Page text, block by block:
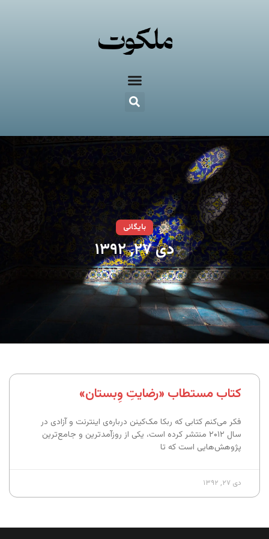
بایگانی
دی ۲۷, ۱۳۹۲
کتاب مستطاب «رضایتِ وِبستان»
فکر می‌کنم کتابی که ربکا مک‌‌کینن درباره‌ی اینترنت و آزادی در
سال ۲۰۱۲ منتشر کرده است، یکی از روزآمدترین و جامع‌ترین
پژوهش‌هایی است که تا
دی ۲۷, ۱۳۹۲